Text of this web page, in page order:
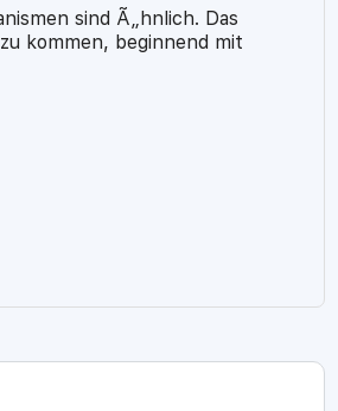
sind Ã„hnlich. Das
kommen, beginnend mit